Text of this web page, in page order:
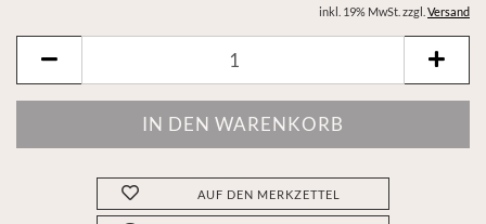
inkl. 19% MwSt. zzgl. Versand
AUF DEN MERKZETTEL